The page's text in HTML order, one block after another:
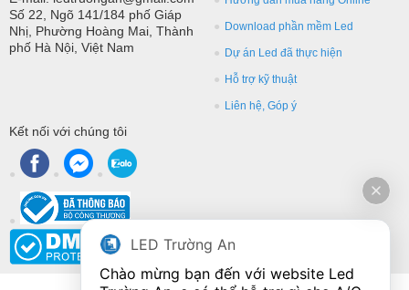
Số 22, Ngõ 141/184 phố Giáp
Nhị, Phường Hoàng Mai, Thành
phố Hà Nội, Việt Nam
Download phần mềm Led
Dự án Led đã thực hiện
Hỗ trợ kỹ thuật
Liên hệ, Góp ý
Kết nối với chúng tôi
LED Trường An
Chào mừng bạn đến với website Led